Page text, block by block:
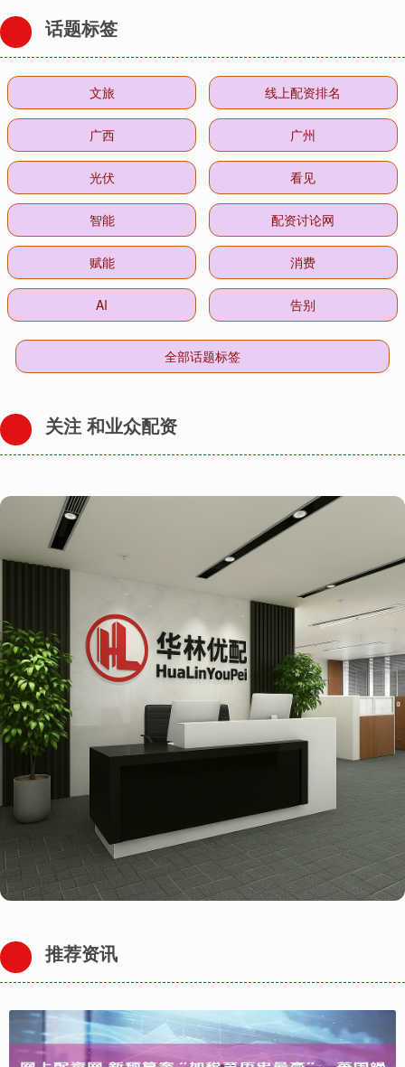
话题标签
文旅 线上配资排名
广西 广州
光伏 看见
智能 配资讨论网
赋能 消费
AI 告别
全部话题标签
关注 和业众配资
推荐资讯